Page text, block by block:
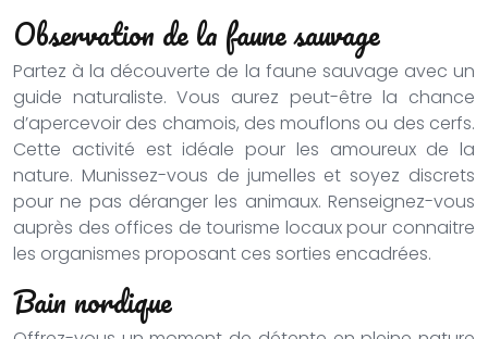
Observation de la faune sauvage
Partez à la découverte de la faune sauvage avec un
guide naturaliste. Vous aurez peut-être la chance
d’apercevoir des chamois, des mouflons ou des cerfs.
Cette activité est idéale pour les amoureux de la
nature. Munissez-vous de jumelles et soyez discrets
pour ne pas déranger les animaux. Renseignez-vous
auprès des offices de tourisme locaux pour connaitre
les organismes proposant ces sorties encadrées.
Bain nordique